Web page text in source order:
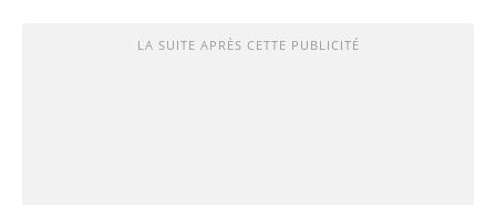
LA SUITE APRÈS CETTE PUBLICITÉ